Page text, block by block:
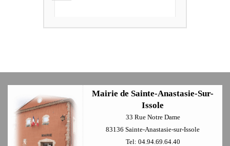
Mairie de Sainte-Anastasie-Sur-
Issole
33 Rue Notre Dame
83136 Sainte-Anastasie-sur-Issole
Tel: 04.94.69.64.40